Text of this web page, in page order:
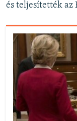
és teljesítették az